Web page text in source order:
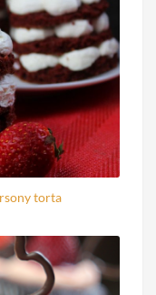
torta